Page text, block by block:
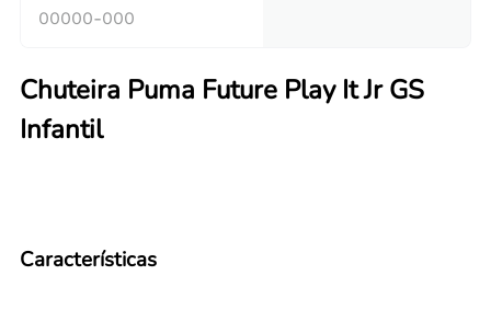
Chuteira Puma Future Play It Jr GS
Infantil
Características